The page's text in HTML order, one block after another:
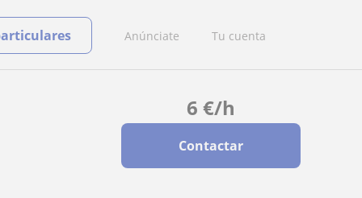
Anúnciate Tu cuenta
6 €/h
Contactar